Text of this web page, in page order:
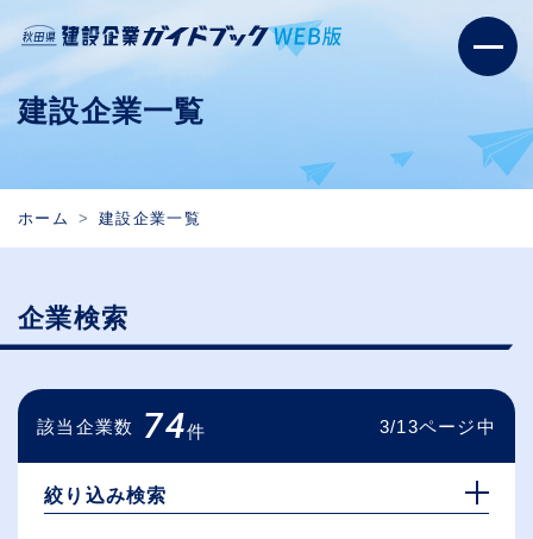
建設企業一覧
ホーム 建設企業一覧
企業検索
該当企業数 74件 3/13ページ中
絞り込み検索